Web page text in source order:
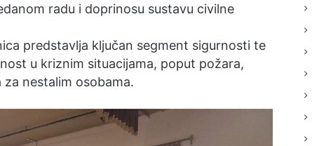
radu i doprinosu sustavu civilne
predstavlja ključan segment sigurnosti te
u kriznim situacijama, poput požara,
nestalim osobama.